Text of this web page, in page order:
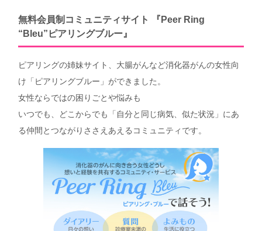
無料会員制コミュニティサイト 『Peer Ring
“Bleu”ピアリングブルー』
ピアリングの姉妹サイト、大腸がんなど消化器がんの女性向
け「ピアリングブルー」ができました。
女性ならではの困りごとや悩みも
いつでも、どこからでも「自分と同じ病気、似た状況」にあ
る仲間とつながりささえあえるコミュニティです。